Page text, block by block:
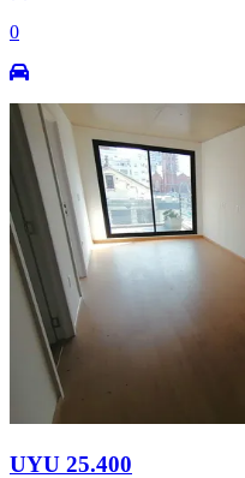
0
UYU 25.400